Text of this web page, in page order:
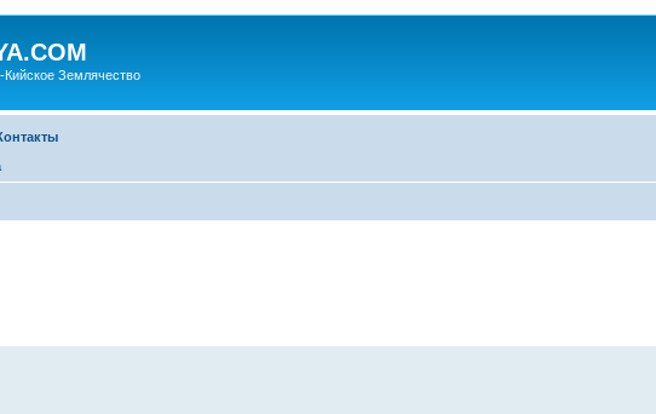
Землячество